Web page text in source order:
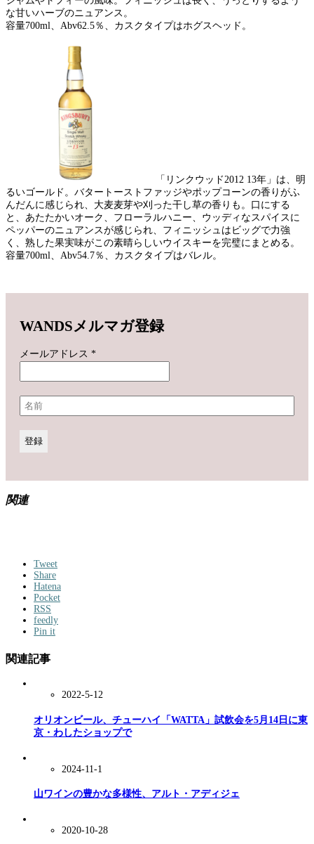
な甘いハーブのニュアンス。
容量700ml、Abv62.5％、カスクタイプはホグスヘッド。
「リンクウッド2012 13年」は、明
るいゴールド。バタートーストファッジやポップコーンの香りがふ
んだんに感じられ、大麦麦芽や刈った干し草の香りも。口にする
と、あたたかいオーク、フローラルハニー、ウッディなスパイスに
ペッパーのニュアンスが感じられ、フィニッシュはビッグで力強
く、熟した果実味がこの素晴らしいウイスキーを完璧にまとめる。
容量700ml、Abv54.7％、カスクタイプはバレル。
WANDSメルマガ登録
メールアドレス *
関連
Tweet
Share
Hatena
Pocket
RSS
feedly
Pin it
関連記事
2022-5-12
オリオンビール、チューハイ「WATTA」試飲会を5月14日に東
京・わしたショップで
2024-11-1
山ワインの豊かな多様性、アルト・アディジェ
2020-10-28